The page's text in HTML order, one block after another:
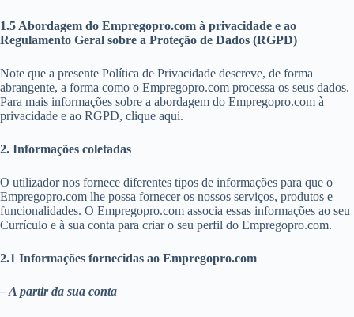
1.5 Abordagem do Empregopro.com à privacidade e ao
Regulamento Geral sobre a Proteção de Dados (RGPD)
Note que a presente Política de Privacidade descreve, de forma
abrangente, a forma como o Empregopro.com processa os seus dados.
Para mais informações sobre a abordagem do Empregopro.com à
privacidade e ao RGPD, clique aqui.
2. Informações coletadas
O utilizador nos fornece diferentes tipos de informações para que o
Empregopro.com lhe possa fornecer os nossos serviços, produtos e
funcionalidades. O Empregopro.com associa essas informações ao seu
Currículo e à sua conta para criar o seu perfil do Empregopro.com.
2.1 Informações fornecidas ao Empregopro.com
– A partir da sua conta